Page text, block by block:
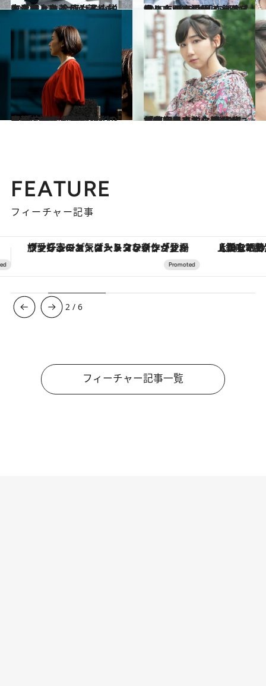
2022.2.17
恋愛至上主義から離れた生き方とは？ 腐女子小説を上梓した 金原ひとみインタビュー
カルチャー 2022.5.20
今までの恋愛観に一石を投じた ドラマ「恋せぬふたり」が小説化！ 脚本家・吉田恵里香インタビュー
カルチャー
2022.7.28
不倫、SNS、整形を通して 「自分勝手な人物」の内面を描く 綿矢りさインタビュー
カルチャー 2022.9.6
「理解してもらうために言葉を尽くす」 代表作「今、出来る、精一杯。」を小説化 劇作家・根本宗子インタビュー
カルチャー
FEATURE
フィーチャー記事
【銀座で出合う最旬美容】美髪ケアや上質な眠り…セルフケアのアップデートから、特別な名入れギフトまで。大人のための「ReFa GINZA」クルーズ 【夏限定ディナーコース】旬を
3 /6
フィーチャー記事一覧